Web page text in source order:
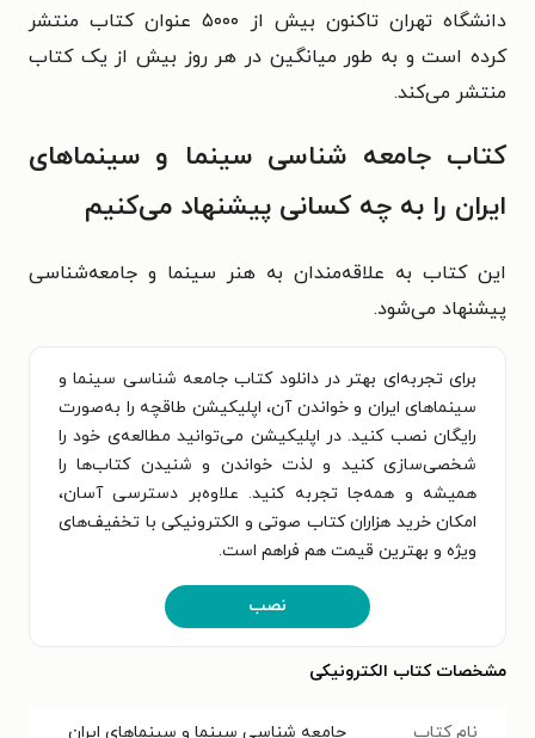
دانشگاه تهران تاکنون بیش از ۵۰۰۰ عنوان کتاب منتشر
کرده است و به طور میانگین در هر روز بیش از یک کتاب
منتشر می‌کند.
کتاب جامعه شناسی سینما و سینماهای
ایران را به چه کسانی پیشنهاد می‌کنیم
این کتاب به علاقه‌مندان به هنر سینما و جامعه‌شناسی
پیشنهاد می‌شود.
برای تجربه‌ای بهتر در دانلود کتاب جامعه شناسی سینما و
سینماهای ایران و خواندن آن، اپلیکیشن طاقچه را به‌صورت
رایگان نصب کنید. در اپلیکیشن می‌توانید مطالعه‌ی خود را
شخصی‌سازی کنید و لذت خواندن و شنیدن کتاب‌ها را
همیشه و همه‌جا تجربه کنید. علاوه‌بر دسترسی آسان،
امکان خرید هزاران کتاب صوتی و الکترونیکی با تخفیف‌های
ویژه و بهترین قیمت هم فراهم است.
نصب
مشخصات کتاب الکترونیکی
نام کتاب جامعه شناسی سینما و سینماهای ایران